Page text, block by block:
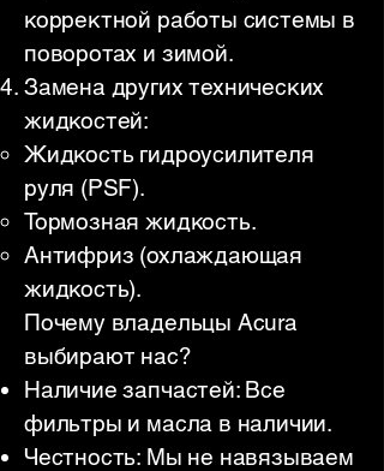
корректной работы системы в
поворотах и зимой.
Замена других технических
жидкостей:
Жидкость гидроусилителя
руля (PSF).
Тормозная жидкость.
Антифриз (охлаждающая
жидкость).
Почему владельцы Acura
выбирают нас?
Наличие запчастей: Все
фильтры и масла в наличии.
Честность: Мы не навязываем